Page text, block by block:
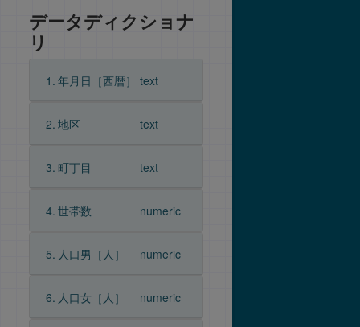
データディクショナ
リ
1. 年月日［西暦］ text
2. 地区 text
3. 町丁目 text
4. 世帯数 numeric
5. 人口男［人］ numeric
6. 人口女［人］ numeric